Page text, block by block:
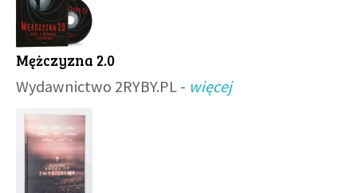
Mężczyzna 2.0
Wydawnictwo 2RYBY.PL - więcej